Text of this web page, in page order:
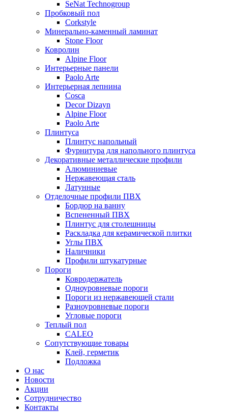
SeNat Technogroup
Пробковый пол
Corkstyle
Минерально-каменный ламинат
Stone Floor
Ковролин
Alpine Floor
Интерьерные панели
Paolo Arte
Интерьерная лепнина
Cosca
Decor Dizayn
Alpine Floor
Paolo Arte
Плинтуса
Плинтус напольный
Фурнитура для напольного плинтуса
Декоративные металлические профили
Алюминиевые
Нержавеющая сталь
Латунные
Отделочные профили ПВХ
Бордюр на ванну
Вспененный ПВХ
Плинтус для столешницы
Раскладка для керамической плитки
Углы ПВХ
Наличники
Профили штукатурные
Пороги
Ковродержатель
Одноуровневые пороги
Пороги из нержавеющей стали
Разноуровневые пороги
Угловые пороги
Теплый пол
CALEO
Сопутствующие товары
Клей, герметик
Подложка
О нас
Новости
Акции
Сотрудничество
Контакты